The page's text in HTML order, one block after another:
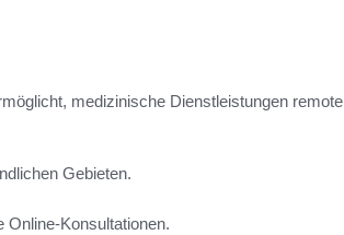
medizinische Dienstleistungen remote
Gebieten.
Online-Konsultationen.